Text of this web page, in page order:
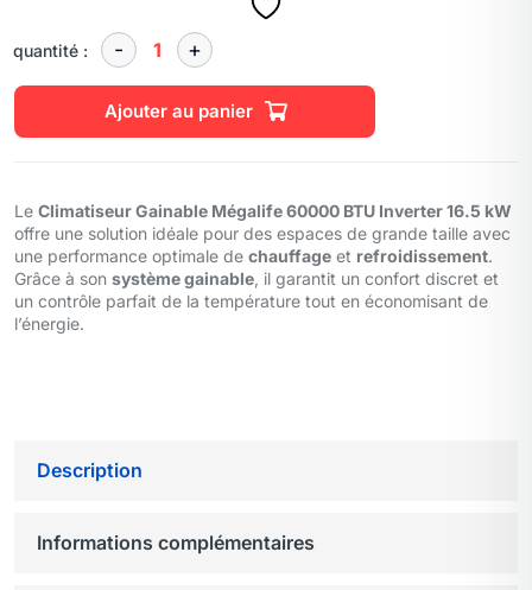
quantité :
Ajouter au panier
Le Climatiseur Gainable Mégalife 60000 BTU Inverter 16.5 kW
offre une solution idéale pour des espaces de grande taille avec
une performance optimale de chauffage et refroidissement.
Grâce à son système gainable , il garantit un confort discret et
un contrôle parfait de la température tout en économisant de
l’énergie.
Description
Informations complémentaires